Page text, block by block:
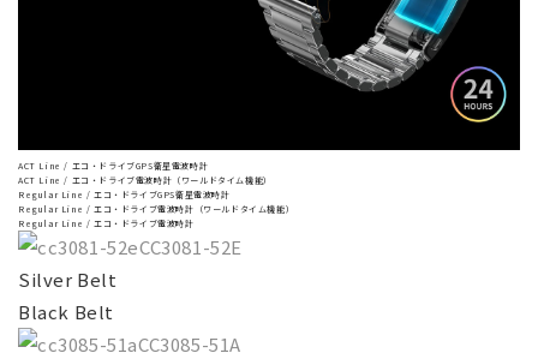
ACT Line / エコ・ドライブGPS衛星電波時計
ACT Line / エコ・ドライブ電波時計（ワールドタイム機能）
Regular Line / エコ・ドライブGPS衛星電波時計
Regular Line / エコ・ドライブ電波時計（ワールドタイム機能）
Regular Line / エコ・ドライブ電波時計
CC3081-52E
Silver Belt
Black Belt
CC3085-51A